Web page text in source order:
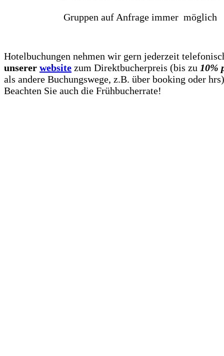
Gruppen auf Anfrage immer möglich
Hotelbuchungen nehmen wir gern jederzeit
unserer website zum Direktbucherpreis (bis zu 10%
als andere Buchungswege, z.B. über booking oder
Beachten Sie auch die Frühbucherrate!